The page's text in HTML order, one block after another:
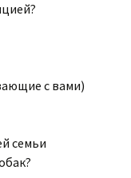
с вами)
семьи